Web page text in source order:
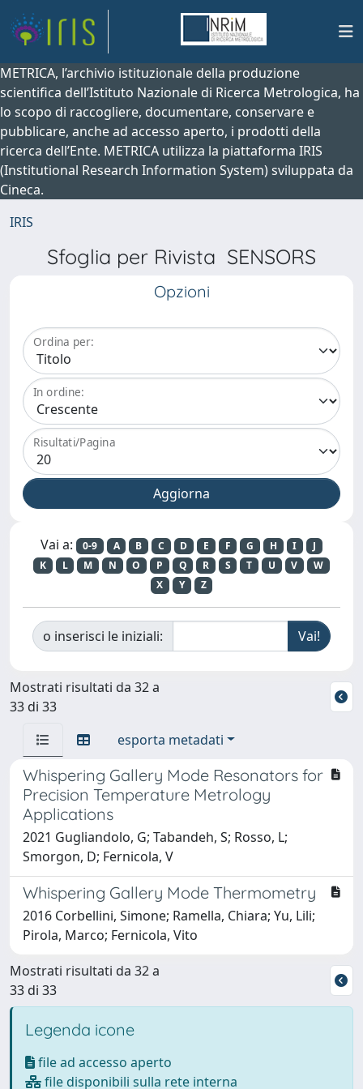
METRICA, l’archivio istituzionale della produzione
scientifica dell’Istituto Nazionale di Ricerca Metrologica, ha
lo scopo di raccogliere, documentare, conservare e
pubblicare, anche ad accesso aperto, i prodotti della
ricerca dell’Ente. METRICA utilizza la piattaforma IRIS
(Institutional Research Information System) sviluppata da
Cineca.
IRIS
Sfoglia per Rivista SENSORS
Opzioni
Ordina per:
In ordine:
Risultati/Pagina
Vai a: 0-9 A B C D E F G H I
J
K
L M N O P Q R S T U V
W
X
Y Z
o inserisci le iniziali:
Mostrati risultati da 32 a
33 di 33
esporta metadati
Whispering Gallery Mode Resonators for
Precision Temperature Metrology
Applications
2021 Gugliandolo, G; Tabandeh, S; Rosso, L;
Smorgon, D; Fernicola, V
Whispering Gallery Mode Thermometry
2016 Corbellini, Simone; Ramella, Chiara; Yu, Lili;
Pirola, Marco; Fernicola, Vito
Mostrati risultati da 32 a
33 di 33
Legenda icone
file ad accesso aperto
file disponibili sulla rete interna